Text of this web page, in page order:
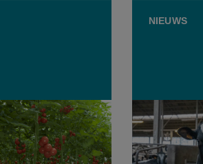
keurt
voor hoge
goed
NIEUWS
Nieuwe
sector tegen